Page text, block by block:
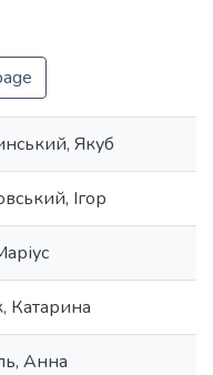
Якуб
Ігор
Катарина
Анна